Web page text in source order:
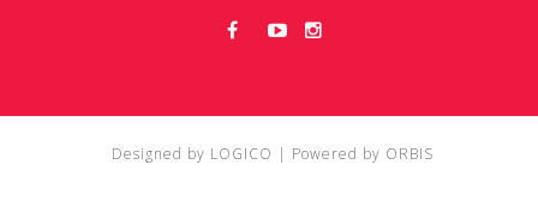
Designed by LOGICO | Powered by ORBIS